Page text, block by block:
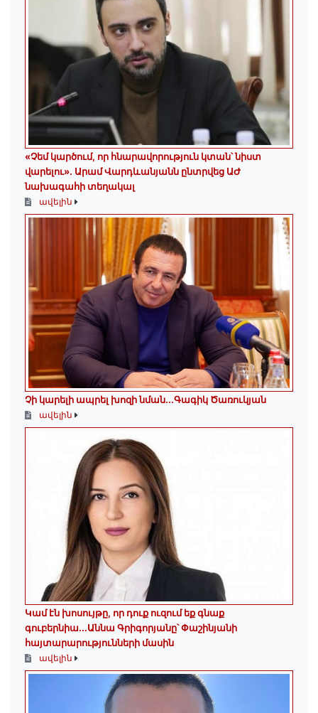
«Չեմ կարծում, որ հնարավորություն կտան՝ նիստ
վարելու». Արամ Վարդևանյանն ընտրվեց ԱԺ
նախագահի տեղակալ
ավելին
Չի կարելի ապրել խոզի նման...Գագիկ Ծառուկյան
ավելին
Կամ էն խոսույթը, որ դուք ուզում եք գնաք
գուբերնիա...Աննա Գրիգորյանը՝ Փաշինյանի
հայտարարությունների մասին
ավելին